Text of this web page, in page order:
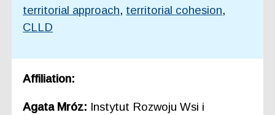
territorial approach, territorial cohesion,
CLLD
Affiliation:
Agata Mróz: Instytut Rozwoju Wsi i